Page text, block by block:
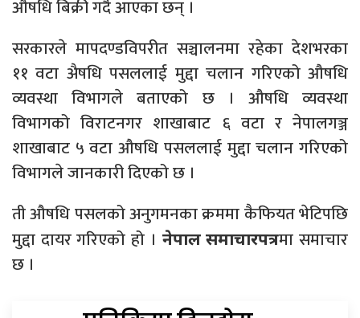
औषधि बिक्री गर्दै आएका छन् ।
सरकारले मापदण्डविपरीत सञ्चालनमा रहेका देशभरका
११ वटा अ‍ैषधि पसललाई मुद्दा चलान गरिएको औषधि
व्यवस्था विभागले बताएको छ । औषधि व्यवस्था
विभागको विराटनगर शाखाबाट ६ वटा र नेपालगञ्ज
शाखाबाट ५ वटा औषधि पसललाई मुद्दा चलान गरिएको
विभागले जानकारी दिएको छ ।
ती औषधि पसलको अनुगमनका क्रममा कैफियत भेटिपछि
मुद्दा दायर गरिएको हो । नेपाल समाचारपत्रमा समाचार
छ ।